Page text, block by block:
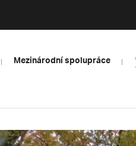
Mezinárodní spolupráce